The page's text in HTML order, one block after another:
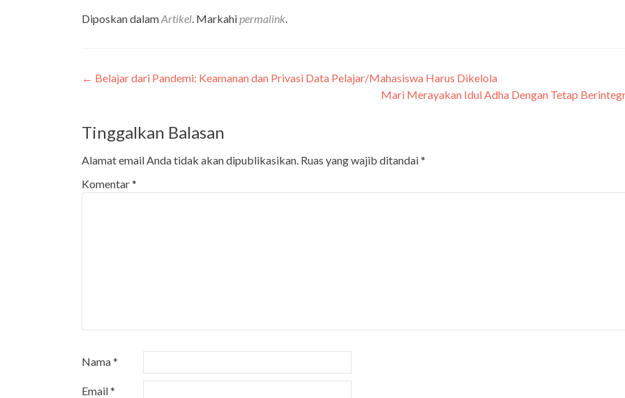
Diposkan dalamArtikel. Markahipermalink.
Navigasi
← Belajar dari Pandemi: Keamanan dan Privasi Data Pelajar/Mahasiswa Harus Dikelola
Mari Merayakan Idul Adha Dengan Tetap
Tinggalkan Balasan
Alamat email Anda tidak akan dipublikasikan. Ruas yang wajib ditandai*
Komentar*
Nama*
Email*